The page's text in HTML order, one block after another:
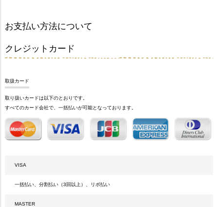
お支払い方法について
クレジットカード
取扱カード
取り扱いカードは以下のとおりです。
すべてのカード会社で、一括払いが可能となっております。
VISA
一括払い、分割払い（3回以上）、リボ払い
MASTER